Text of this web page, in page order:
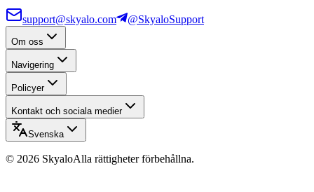
support@skyalo.com @SkyaloSupport
Om oss
Navigering
Policyer
Kontakt och sociala medier
Svenska
© 2026 SkyaloAlla rättigheter förbehållna.